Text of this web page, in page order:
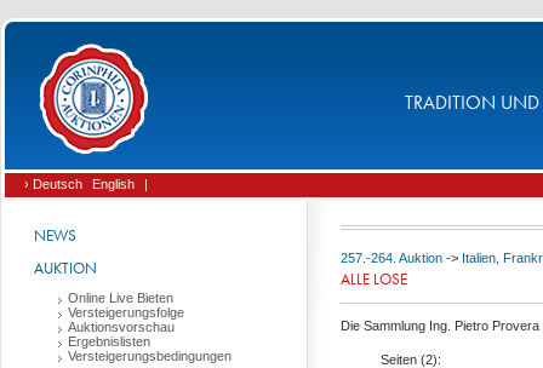
TRADITION UND
› Deutsch English |
NEWS
AUKTION
Online Live Bieten
Versteigerungsfolge
Auktionsvorschau
Ergebnislisten
Versteigerungsbedingungen
257.-264. Auktion -> Italien,
ALLE LOSE
Die Sammlung Ing. Pietro Provera
Seiten (2):